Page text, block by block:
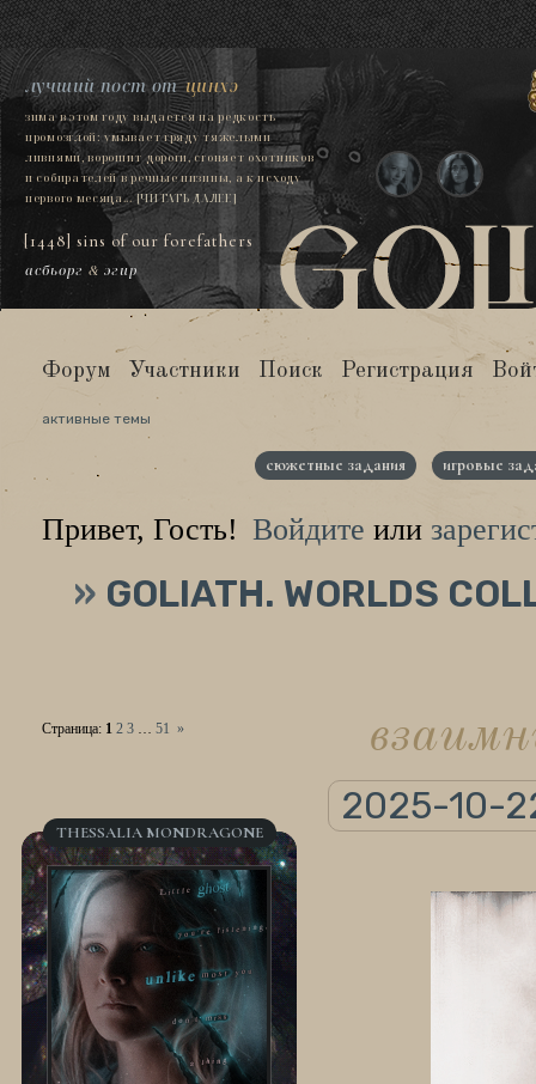
[1448] sins of our forefathers
асбьорг & эгир
лучший пост отцинхэ
зима в этом году выдается на редкость
промозглой: умывает гряду тяжелыми
ливнями, ворошит дороги, сгоняет охотников
и собирателей в речные низины, а к исходу
первого месяца...[ЧИТАТЬ ДАЛЕЕ]
Форум Участники Поиск Регистрация
активные темы
сюжетные задания игровые
Привет, Гость! Войдите или
» GOLIATH. WORLDS
Страница: 1 2 3 … 51 »
2025-10-
THESSALIA MONDRAGONE